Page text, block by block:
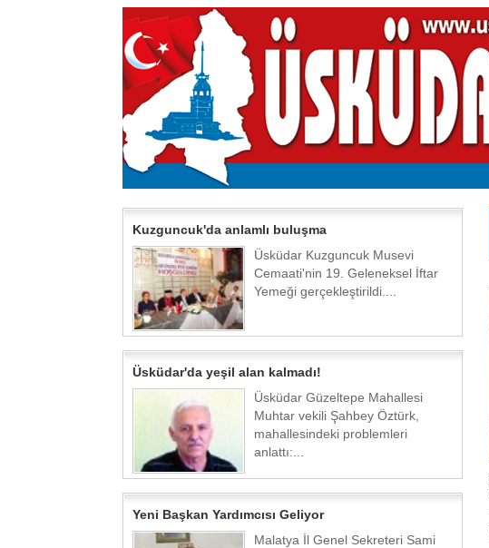
Kuzguncuk'da anlamlı buluşma
Üsküdar Kuzguncuk Musevi
Cemaati'nin 19. Geleneksel İftar
Yemeği gerçekleştirildi....
Üsküdar'da yeşil alan kalmadı!
Üsküdar Güzeltepe Mahallesi
Muhtar vekili Şahbey Öztürk,
mahallesindeki problemleri
anlattı:...
Yeni Başkan Yardımcısı Geliyor
Malatya İl Genel Sekreteri Sami